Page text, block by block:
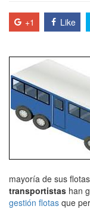
+1 Like
mayoría de sus
transportistas han
gestión flotas que